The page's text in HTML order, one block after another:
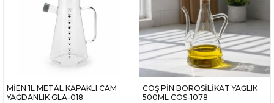
MİEN 1L METAL KAPAKLI CAM
YAĞDANLIK GLA-018
COŞ PİN BOROSİLİKAT YAĞLIK
500ML COS-1078